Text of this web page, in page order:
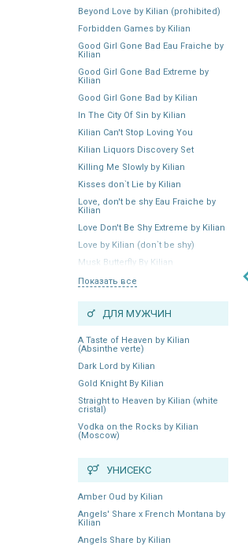
Beyond Love by Kilian (prohibited)
Forbidden Games by Kilian
Good Girl Gone Bad Eau Fraiche by
Kilian
Good Girl Gone Bad Extreme by
Kilian
Good Girl Gone Bad by Kilian
In The City Of Sin by Kilian
Kilian Can't Stop Loving You
Kilian Liquors Discovery Set
Killing Me Slowly by Kilian
Kisses don`t Lie by Kilian
Love, don't be shy Eau Fraiche by
Kilian
Love Don't Be Shy Extreme by Kilian
Love by Kilian (don`t be shy)
Musk Butterfly By Kilian
Показать все
ДЛЯ МУЖЧИН
A Taste of Heaven by Kilian
(Absinthe verte)
Dark Lord by Kilian
Gold Knight By Kilian
Straight to Heaven by Kilian (white
cristal)
Vodka on the Rocks by Kilian
(Moscow)
УНИСЕКС
Amber Oud by Kilian
Angels' Share x French Montana by
Kilian
Angels Share by Kilian